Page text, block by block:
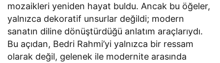
mozaikleri yeniden hayat buldu. Ancak bu öğeler,
yalnızca dekoratif unsurlar değildi; modern
sanatın diline dönüştürdüğü anlatım araçlarıydı.
Bu açıdan, Bedri Rahmi’yi yalnızca bir ressam
olarak değil, gelenek ile modernite arasında